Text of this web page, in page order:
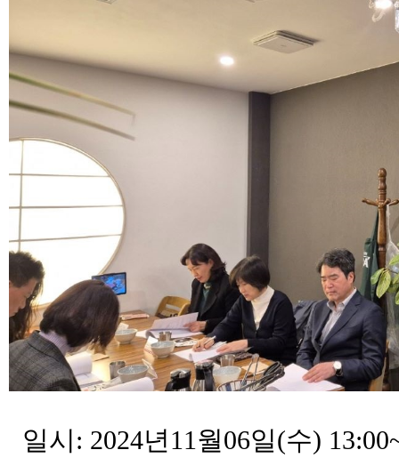
일시: 2024년11월06일(수)